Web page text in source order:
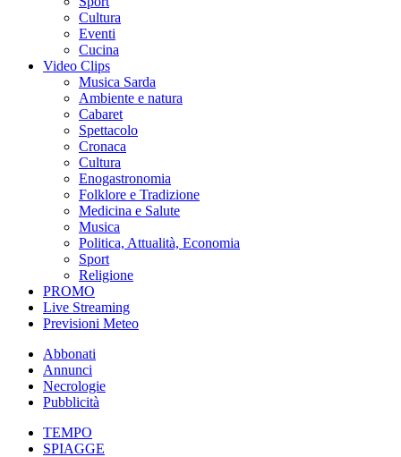
Cultura
Eventi
Cucina
Video Clips
Musica Sarda
Ambiente e natura
Cabaret
Spettacolo
Cronaca
Cultura
Enogastronomia
Folklore e Tradizione
Medicina e Salute
Musica
Politica, Attualità, Economia
Sport
Religione
PROMO
Live Streaming
Previsioni Meteo
Abbonati
Annunci
Necrologie
Pubblicità
TEMPO
SPIAGGE